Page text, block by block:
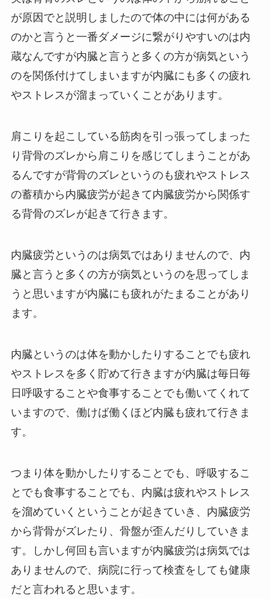
が原因でと説明しましたので体の中には何がある
のかと言うと一番ダメージに繋がりやすいのは内
蔵なんですが内臓と言うと多くの方が病気という
のを関係付けてしまいますが内臓にも多くの疲れ
やストレスが溜まっていくことがあります。
肩こりを起こしている筋肉を引っ張ってしまった
り背骨のズレから肩こりを感じてしまうことがあ
るんですが背骨のズレというのも疲れやストレス
の蓄積から内臓疲労が起きて内臓疲労から関係す
る背骨のズレが起きて行きます。
内臓疲労というのは病気ではありませんので、内
臓と言うと多くの方が病気というのを思ってしま
うと思いますが内臓にも疲れがたまることがあり
ます。
内臓というのは体を動かしたりすることでも疲れ
やストレスを多く貯めて行きますが内臓は毎日毎
日呼吸することや食事することでも働いてくれて
いますので、働けば働くほど内臓も疲れて行きま
す。
つまり体を動かしたりすることでも、呼吸するこ
とでも食事することでも、内臓は疲れやストレス
を溜めていくということが起きていき、内臓疲労
から背骨がズレたり、骨盤が歪んだりしていきま
す。しかし何回も言いますが内臓疲労は病気では
ありませんので、病院に行って検査をしても健康
だと言われると思います。